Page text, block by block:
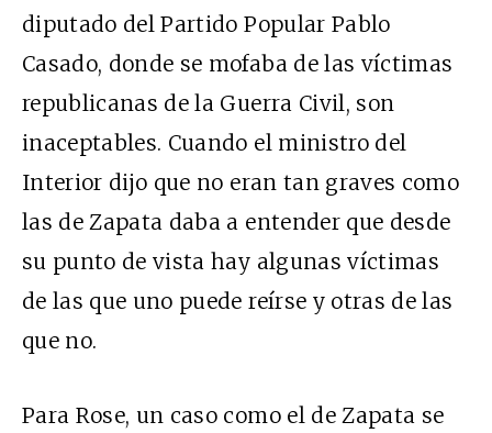
diputado del Partido Popular Pablo
Casado, donde se mofaba de las víctimas
republicanas de la Guerra Civil, son
inaceptables. Cuando el ministro del
Interior dijo que no eran tan graves como
las de Zapata daba a entender que desde
su punto de vista hay algunas víctimas
de las que uno puede reírse y otras de las
que no.
Para Rose, un caso como el de Zapata se